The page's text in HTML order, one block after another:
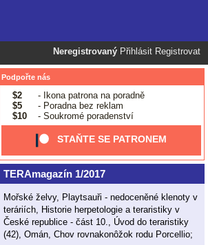
Neregistrovaný Přihlásit Registrovat
Podpořte nás
$2
- Ikona patrona na poradně
$5
- Poradna bez reklam
$10
- Soukromé poradenství
STAŇTE SE PATRONEM
TERAmagazín 1/2017
Mořské želvy, Playtsauři - nedoceněné klenoty v
teráriích, Historie herpetologie a teraristiky v
České republice - část 10., Úvod do teraristiky
(42), Omán, Chov rovnakonôžok rodu Porcellio;